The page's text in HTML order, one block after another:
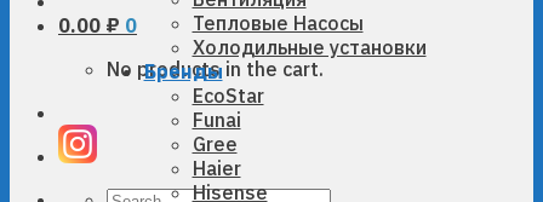
0.00 ₽ 0
No products in the cart.
Тепловые Насосы
Холодильные установки
Бренды
EcoStar
Funai
Gree
Haier
Hisense